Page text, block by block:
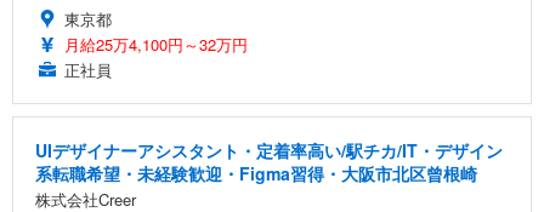
東京都
月給25万4,100円～32万円
正社員
UIデザイナーアシスタント・定着率高い/駅チカ/IT・デザイン
系転職希望・未経験歓迎・Figma習得・大阪市北区曾根崎
株式会社Creer